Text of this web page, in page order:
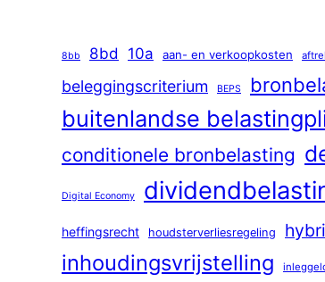
8bb 8bd 10a aan- en verkoopkosten
beleggingscriterium BEPS
buitenlandse
conditionele bronbelasting
Digital Economy
heffingsrecht houdsterverliesregeling
inhoudingsvrijstelling